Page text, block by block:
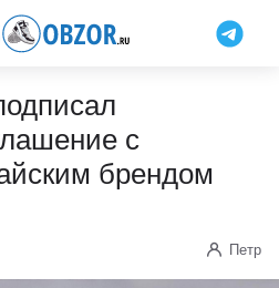
с
брендом
Петр